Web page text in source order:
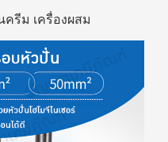
ครีม เครื่องผสม